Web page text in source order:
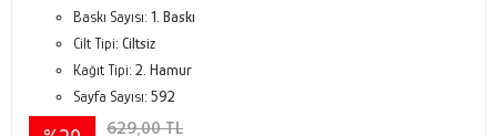
Baskı Sayısı: 1. Baskı
Cilt Tipi: Ciltsiz
Kağıt Tipi: 2. Hamur
Sayfa Sayısı: 592
629,00 TL